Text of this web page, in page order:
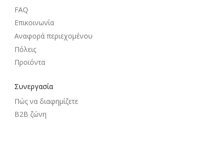
FAQ
Επικοινωνία
Αναφορά περιεχομένου
Πόλεις
Προϊόντα
Συνεργασία
Πώς να διαφημίζετε
B2B ζώνη